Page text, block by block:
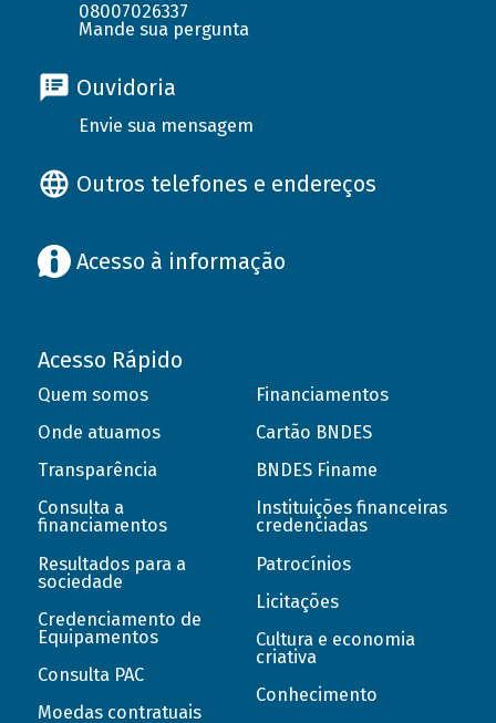
08007026337
Mande sua pergunta
Ouvidoria
Envie sua mensagem
Outros telefones e endereços
Acesso à informação
Acesso Rápido
Quem somos
Onde atuamos
Transparência
Consulta a
financiamentos
Resultados para a
sociedade
Credenciamento de
Equipamentos
Consulta PAC
Moedas contratuais
Financiamentos
Cartão BNDES
BNDES Finame
Instituições financeiras
credenciadas
Patrocínios
Licitações
Cultura e economia
criativa
Conhecimento